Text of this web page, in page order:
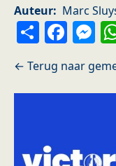
Auteur Marc
Share